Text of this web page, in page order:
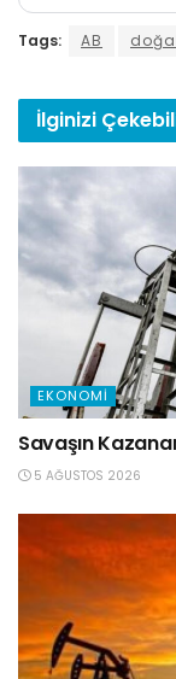
Tags: AB
İlginizi
EKONOMI
Savaşın
5 AĞUSTOS 2026